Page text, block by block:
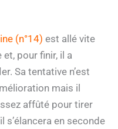
(n°14) est allé vite
pour finir, il a
Sa tentative n’est
mais il
affûté pour tirer
s’élancera en seconde